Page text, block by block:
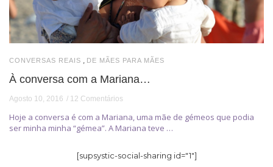
CONVERSAS REAIS , DE MÃES PARA MÃES
À conversa com a Mariana…
Agosto 10, 2016 12 Comentários
Hoje a conversa é com a Mariana, uma mãe de gémeos que podia
ser minha minha “gémea”. A Mariana teve …
[supsystic-social-sharing id="1"]